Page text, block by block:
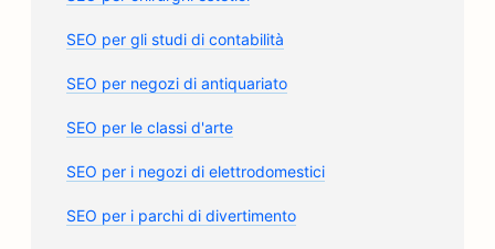
SEO per gli studi di contabilità
SEO per negozi di antiquariato
SEO per le classi d'arte
SEO per i negozi di elettrodomestici
SEO per i parchi di divertimento